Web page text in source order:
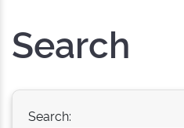
Search
Search: